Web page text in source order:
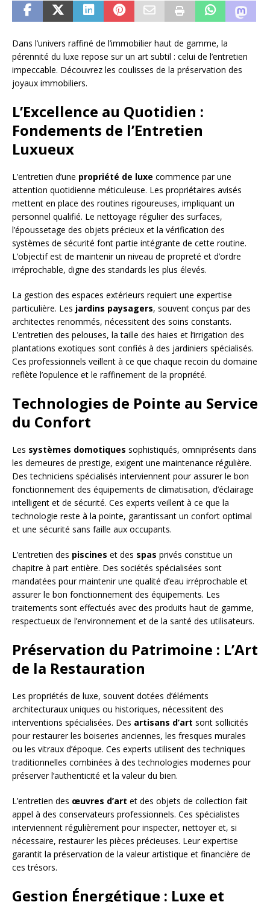
Dans l’univers raffiné de l’immobilier haut de gamme, la
pérennité du luxe repose sur un art subtil : celui de l’entretien
impeccable. Découvrez les coulisses de la préservation des
joyaux immobiliers.
L’Excellence au Quotidien :
Fondements de l’Entretien
Luxueux
L’entretien d’une propriété de luxe commence par une
attention quotidienne méticuleuse. Les propriétaires avisés
mettent en place des routines rigoureuses, impliquant un
personnel qualifié. Le nettoyage régulier des surfaces,
l’époussetage des objets précieux et la vérification des
systèmes de sécurité font partie intégrante de cette routine.
L’objectif est de maintenir un niveau de propreté et d’ordre
irréprochable, digne des standards les plus élevés.
La gestion des espaces extérieurs requiert une expertise
particulière. Les jardins paysagers, souvent conçus par des
architectes renommés, nécessitent des soins constants.
L’entretien des pelouses, la taille des haies et l’irrigation des
plantations exotiques sont confiés à des jardiniers spécialisés.
Ces professionnels veillent à ce que chaque recoin du domaine
reflète l’opulence et le raffinement de la propriété.
Technologies de Pointe au Service
du Confort
Les systèmes domotiques sophistiqués, omniprésents dans
les demeures de prestige, exigent une maintenance régulière.
Des techniciens spécialisés interviennent pour assurer le bon
fonctionnement des équipements de climatisation, d’éclairage
intelligent et de sécurité. Ces experts veillent à ce que la
technologie reste à la pointe, garantissant un confort optimal
et une sécurité sans faille aux occupants.
L’entretien des piscines et des spas privés constitue un
chapitre à part entière. Des sociétés spécialisées sont
mandatées pour maintenir une qualité d’eau irréprochable et
assurer le bon fonctionnement des équipements. Les
traitements sont effectués avec des produits haut de gamme,
respectueux de l’environnement et de la santé des utilisateurs.
Préservation du Patrimoine : L’Art
de la Restauration
Les propriétés de luxe, souvent dotées d’éléments
architecturaux uniques ou historiques, nécessitent des
interventions spécialisées. Des artisans d’art sont sollicités
pour restaurer les boiseries anciennes, les fresques murales
ou les vitraux d’époque. Ces experts utilisent des techniques
traditionnelles combinées à des technologies modernes pour
préserver l’authenticité et la valeur du bien.
L’entretien des œuvres d’art et des objets de collection fait
appel à des conservateurs professionnels. Ces spécialistes
interviennent régulièrement pour inspecter, nettoyer et, si
nécessaire, restaurer les pièces précieuses. Leur expertise
garantit la préservation de la valeur artistique et financière de
ces trésors.
Gestion Énergétique : Luxe et